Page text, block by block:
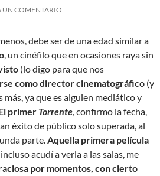
UN COMENTARIO
debe ser de una edad similar a
, un cinéfilo que en ocasiones raya sin
(lo digo para que nos
como director cinematográfico (y
más, ya que es alguien mediático y
primer Torrente, confirmo la fecha,
éxito de público solo superada, al
parte.Aquella primera película
acudí a verla a las salas, me
por momentos, con cierto